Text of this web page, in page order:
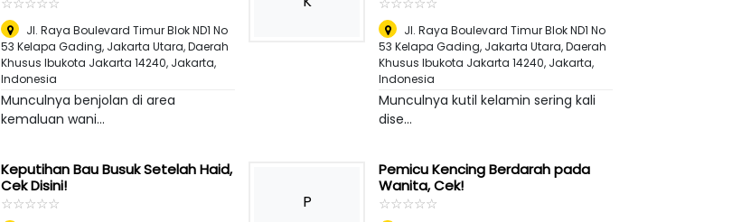
Jl. Raya Boulevard Timur Blok ND1 No
53 Kelapa Gading, Jakarta Utara, Daerah
Khusus Ibukota Jakarta 14240, Jakarta,
Indonesia
Munculnya benjolan di area
kemaluan wani...
Jl. Raya Boulevard Timur Blok ND1 No
53 Kelapa Gading, Jakarta Utara, Daerah
Khusus Ibukota Jakarta 14240, Jakarta,
Indonesia
Munculnya kutil kelamin sering kali
dise...
Keputihan Bau Busuk Setelah Haid,
Cek Disini!
☆☆☆☆☆
★★★★★ P
Pemicu Kencing Berdarah pada
Wanita, Cek!
☆☆☆☆☆
★★★★★